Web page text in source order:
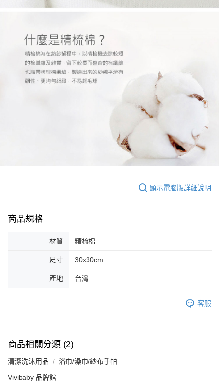
顯示電腦版詳細說明
商品規格
材質 精梳棉
尺寸 30x30cm
產地 台灣
客服
商品相關分類 (2)
清潔洗沐用品 浴巾/澡巾/紗布手帕
Vivibaby 品牌館